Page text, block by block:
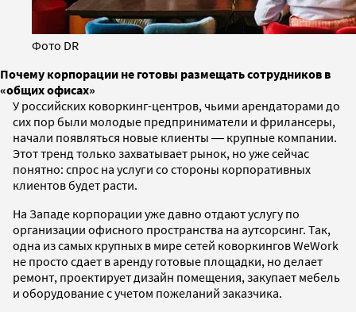
Фото DR
Почему корпорации не готовы размещать сотрудников в
«общих офисах»
У российских коворкинг-центров, чьими арендаторами до
сих пор были молодые предприниматели и фрилансеры,
начали появляться новые клиенты ― крупные компании.
Этот тренд только захватывает рынок, но уже сейчас
понятно: спрос на услуги со стороны корпоративных
клиентов будет расти.
На Западе корпорации уже давно отдают услугу по
организации офисного пространства на аутсорсинг. Так,
одна из самых крупных в мире сетей коворкингов WeWork
не просто сдает в аренду готовые площадки, но делает
ремонт, проектирует дизайн помещения, закупает мебель
и оборудование с учетом пожеланий заказчика.